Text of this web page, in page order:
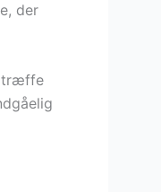
der
træffe